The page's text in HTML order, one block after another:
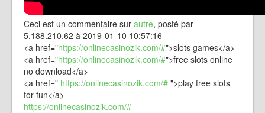
Ceci est un commentaire sur autre, posté par
5.188.210.62 à 2019-01-10 10:57:16
<a href="https://onlinecasinozik.com/#">slots games</a>
<a href="https://onlinecasinozik.com/#">free slots online
no download</a>
<a href=" https://onlinecasinozik.com/# ">play free slots
for fun</a>
https://onlinecasinozik.com/#